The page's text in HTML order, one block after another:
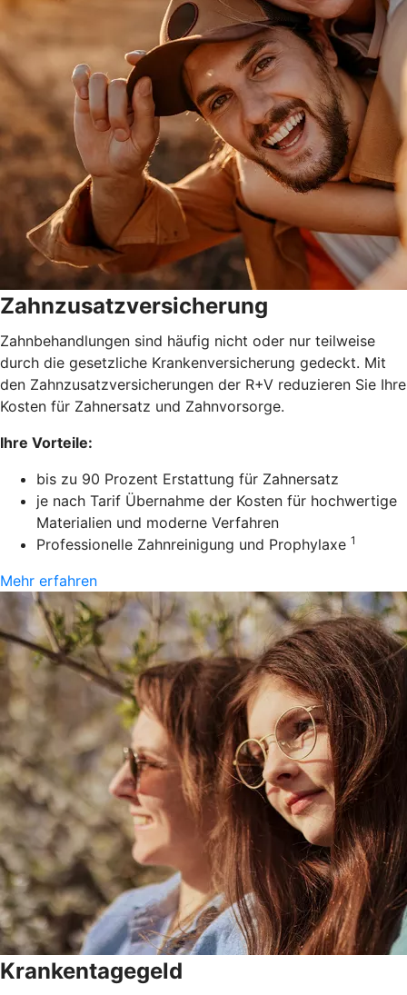
Zahnzusatzversicherung
Zahnbehandlungen sind häufig nicht oder nur teilweise
durch die gesetzliche Krankenversicherung gedeckt. Mit
den Zahnzusatzversicherungen der R+V reduzieren Sie Ihre
Kosten für Zahnersatz und Zahnvorsorge.
Ihre Vorteile:
bis zu 90 Prozent Erstattung für Zahnersatz
je nach Tarif Übernahme der Kosten für hochwertige
Materialien und moderne Verfahren
Professionelle Zahnreinigung und Prophylaxe 1
Mehr erfahren
Krankentagegeld